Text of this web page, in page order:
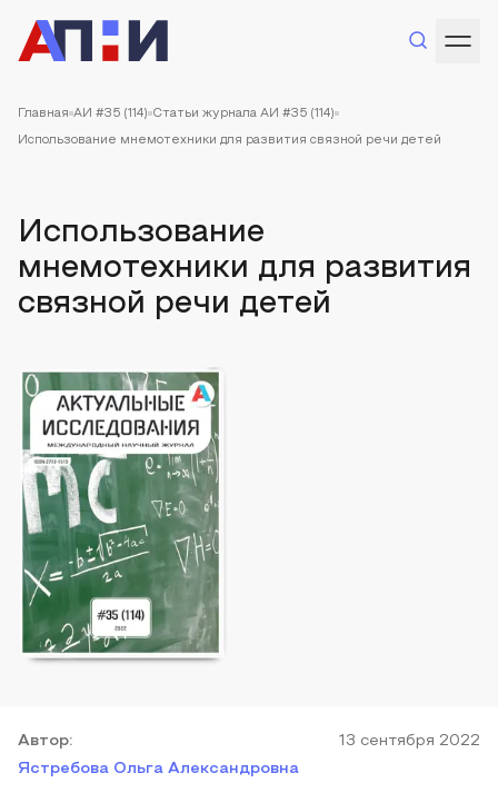
Главная АИ #35 (114) Статьи журнала АИ #35 (114)
Использование мнемотехники для развития связной речи детей
Использование
мнемотехники для развития
связной речи детей
Автор:
Ястребова Ольга Александровна
13 сентября 2022